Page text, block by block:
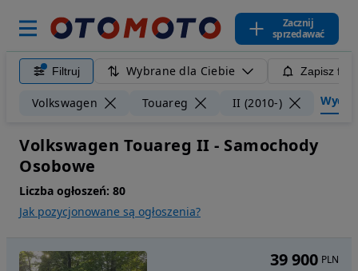
Zacznij
sprzedawać
Filtruj Wybrane dla Ciebie Zapisz
Volkswagen Touareg II (2010-)
Volkswagen Touareg II - Samochody
Osobowe
Liczba ogłoszeń: 80
Jak pozycjonowane są ogłoszenia?
39 900 PLN